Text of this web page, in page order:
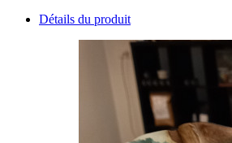
Détails du produit